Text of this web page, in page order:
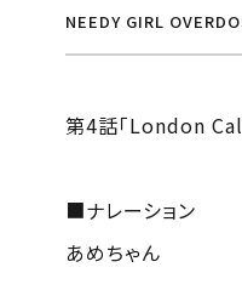
NEEDY GIRL
第4話「London
■ナレーション
あめちゃん